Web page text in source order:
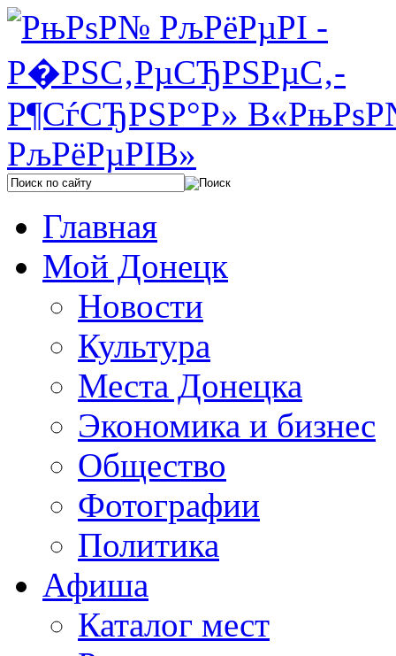
Главная
Мой Донецк
Новости
Культура
Места Донецка
Экономика и бизнес
Общество
Фотографии
Политика
Афиша
Каталог мест